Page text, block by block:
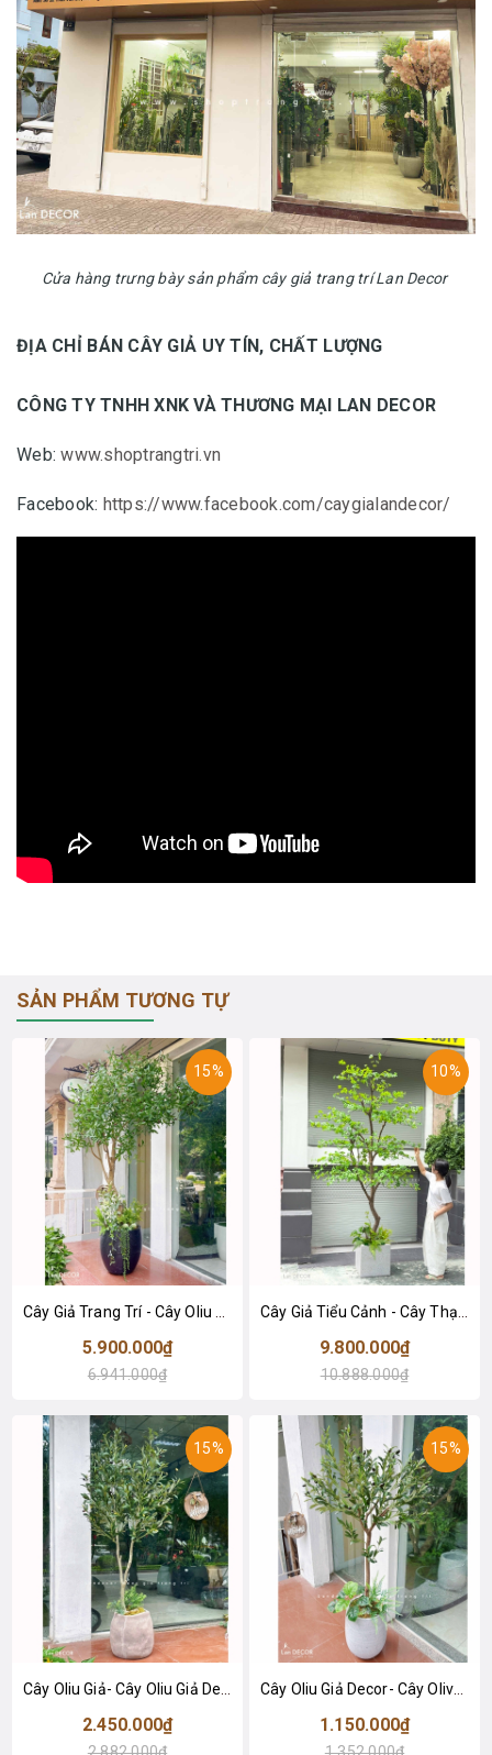
Cửa hàng trưng bày sản phẩm cây giả trang trí Lan Decor
ĐỊA CHỈ BÁN CÂY GIẢ UY TÍN, CHẤT LƯỢNG
CÔNG TY TNHH XNK VÀ THƯƠNG MẠI LAN DECOR
Web:www.shoptrangtri.vn
Facebook: https://www.facebook.com/caygialandecor/
SẢN PHẨM TƯƠNG TỰ
15%
5.900.000₫
6.941.000₫
10%
9.800.000₫
10.888.000₫
15%
2.450.000₫
15%
Cây Oliu Giả Decor- Cây Olive Giả Thiết Kế Tiểu Cảnh Xanh Quanh Năm (140cm)- CC1381
1.150.000₫